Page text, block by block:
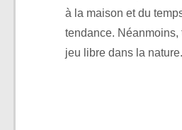
à la maison et du
tendance.
jeu libre dans la nature.